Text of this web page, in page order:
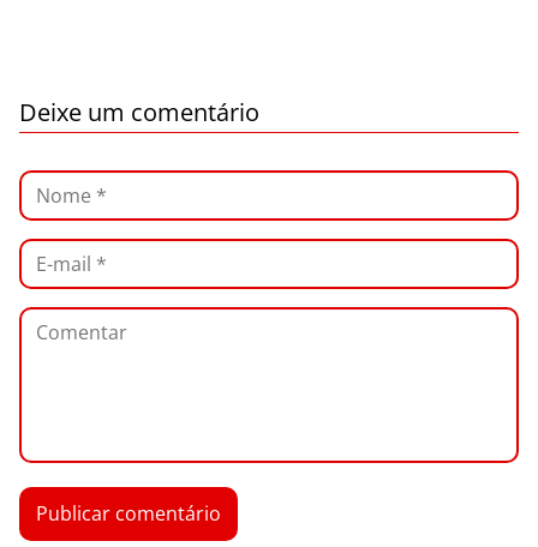
Deixe um comentário